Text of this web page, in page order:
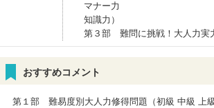
マナー力
知識力）
第３部 難問に挑戦！大人力実
おすすめコメント
第１部 難易度別大人力修得問題（初級 中級 上